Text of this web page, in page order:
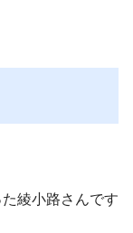
綾小路さんです